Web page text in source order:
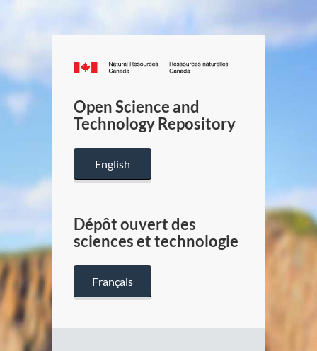
Canada.ca
/
Canada
Open Science and
Technology Repository
English
Dépôt ouvert des
sciences et technologie
Français